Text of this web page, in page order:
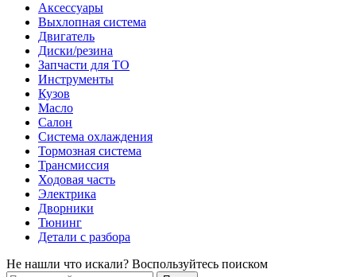
Аксессуары
Выхлопная система
Двигатель
Диски/резина
Запчасти для ТО
Инструменты
Кузов
Масло
Салон
Система охлаждения
Тормозная система
Трансмиссия
Ходовая часть
Электрика
Дворники
Тюнинг
Детали с разбора
Не нашли что искали? Воспользуйтесь поиском